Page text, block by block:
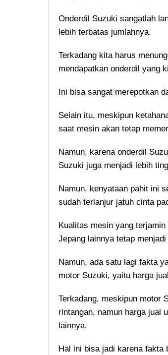
Onderdil Suzuki sangatlah
lebih terbatas jumlahnya.
Terkadang kita harus
mendapatkan onderdil yang
Ini bisa sangat merepotkan
Selain itu, meskipun
saat mesin akan tetap
Namun, karena onderdil
Suzuki juga menjadi lebih
Namun, kenyataan pahit ini
sudah terlanjur jatuh cinta
Kualitas mesin yang
Jepang lainnya tetap
Namun, ada satu lagi fakta
motor Suzuki, yaitu harga
Terkadang, meskipun motor
rintangan, namun harga jual
lainnya.
Hal ini bisa jadi karena fakta